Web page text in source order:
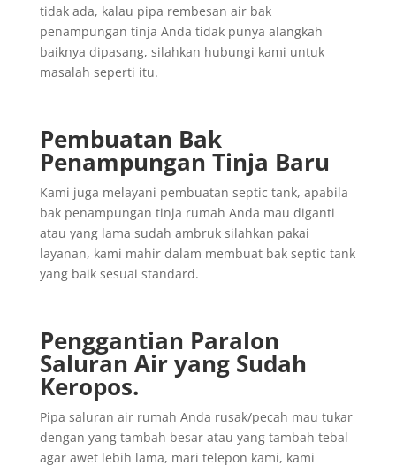
tidak ada, kalau pipa rembesan air bak
penampungan tinja Anda tidak punya alangkah
baiknya dipasang, silahkan hubungi kami untuk
masalah seperti itu.
Pembuatan Bak
Penampungan Tinja Baru
Kami juga melayani pembuatan septic tank, apabila
bak penampungan tinja rumah Anda mau diganti
atau yang lama sudah ambruk silahkan pakai
layanan, kami mahir dalam membuat bak septic tank
yang baik sesuai standard.
Penggantian Paralon
Saluran Air yang Sudah
Keropos.
Pipa saluran air rumah Anda rusak/pecah mau tukar
dengan yang tambah besar atau yang tambah tebal
agar awet lebih lama, mari telepon kami, kami